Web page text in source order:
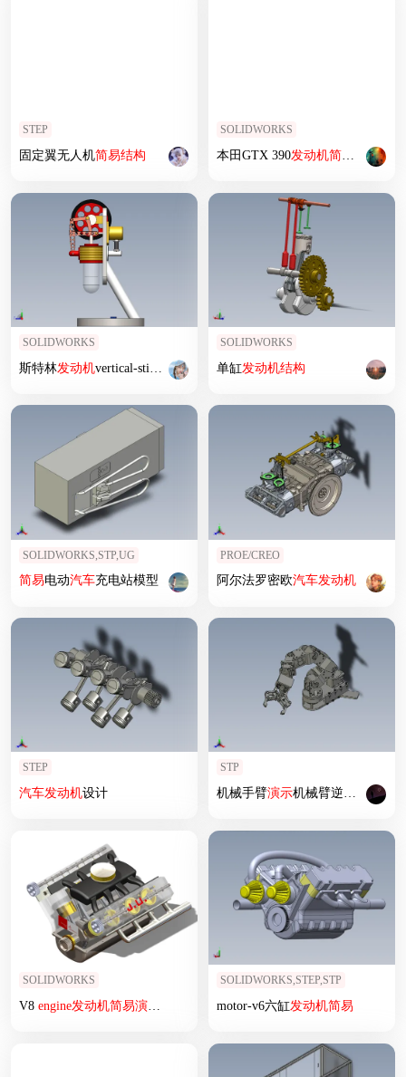
STEP
固定翼无人机简易结构
SOLIDWORKS
本田GTX 390发动机简易 外形
SOLIDWORKS
斯特林发动机vertical-stirling- engine -12 2 SW
SOLIDWORKS
单缸发动机结构
SOLIDWORKS,STP,UG
简易电动汽车充电站模型
PROE/CREO
阿尔法罗密欧汽车发动机
STEP
汽车发动机设计
STP
机械手臂演示机械臂逆运动学 演示
SOLIDWORKS
V8 engine发动机简易演示
SOLIDWORKS,STEP,STP
motor-v6六缸发动机简易